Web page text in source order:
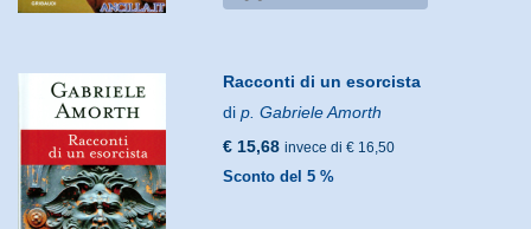
Racconti di un esorcista
dip. Gabriele Amorth
€ 15,68 invece di € 16,50
Sconto del 5 %